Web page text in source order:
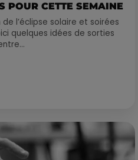
POUR CETTE SEMAINE
l’éclipse solaire et soirées
quelques idées de sorties